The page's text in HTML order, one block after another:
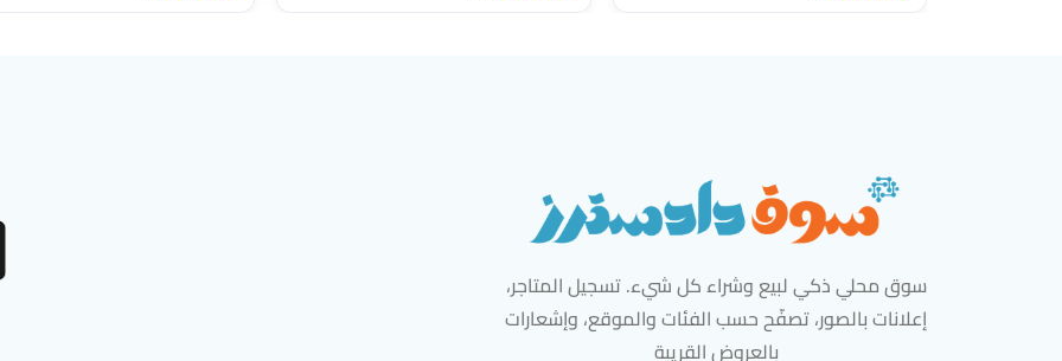
سوق محلي ذكي لبيع وشراء كل شيء. تسجيل المتاجر،
إعلانات بالصور، تصفّح حسب الفئات والموقع، وإشعارات
بالعروض القريبة